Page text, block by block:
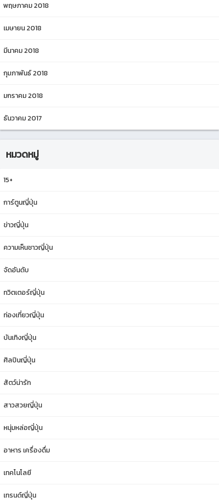
พฤษภาคม 2018
เมษายน 2018
มีนาคม 2018
กุมภาพันธ์ 2018
มกราคม 2018
ธันวาคม 2017
หมวดหมู่
15+
การ์ตูนญี่ปุ่น
ข่าวญี่ปุ่น
ความเห็นชาวญี่ปุ่น
จัดอันดับ
ทวิตเตอร์ญี่ปุ่น
ท่องเที่ยวญี่ปุ่น
บันเทิงญี่ปุ่น
ศิลปินญี่ปุ่น
สัตว์น่ารัก
สาวสวยญี่ปุ่น
หนุ่มหล่อญี่ปุ่น
อาหาร เครื่องดื่ม
เทคโนโลยี
เทรนด์ญี่ปุ่น